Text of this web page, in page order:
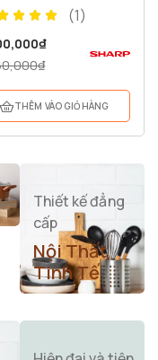
(1)
₫
₫
THÊM VÀO GIỎ HÀNG
Thiết kế đẳng
cấp
Nội Thất
Tinh Tế